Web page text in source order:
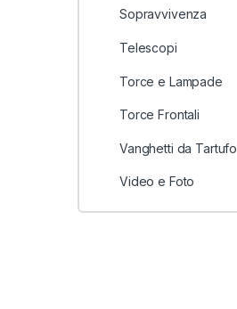
Sopravvivenza
Telescopi
Torce e Lampade
Torce Frontali
Vanghetti da Tartufo
Video e Foto